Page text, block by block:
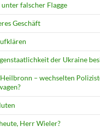
falscher Flagge
Geschäft
der Ukraine
– wechselten
Herr Wieler?